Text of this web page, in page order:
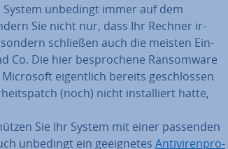
System unbedingt immer auf dem
Sie nicht nur, dass Ihr Rechner ir­
schließen auch die meisten Ein­
Co. Die hier be­spro­che­ne Ran­som­wa­re
ei­gent­lich bereits ge­schlos­sen
(noch) nicht in­stal­liert hatte,
Sie Ihr System mit einer passenden
unbedingt ein ge­eig­ne­tes An­ti­vi­ren­pro­